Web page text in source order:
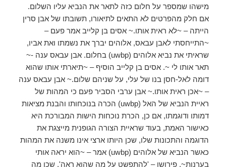
מישהו שמספר על חלום כזה לתאר את הנביא עליו השלום.
אם חלק מהפרטים לא התאים לתיאורו, תשובתו של אבן סרין
הייתה – ~לא ראית אותו.~ אסים בן קלייב אמר פעם –
~התייחסתי לאבן עבאס, אלוהים יברך את נשמתו ואת אביו,
שראיתי את נביא אלוהים (uwbp) בחלום. אבן עבאס ענה -~
תאר אותו לי ~. אסים בן קלייב הוסיף – ~תיארתי אותו שהוא
דומה לאל-חסן בנו של עלי, על שניהם שלום.~ אבן עבאס ענה
– ~אכן ראית אותו.~ אבן ערבי הסביר פעם כי המהות של
ראיית הנביא של האל (uwbp) הכרה בנוכחותו והבנת מציאות
דמותו ודוגמתו, אם כן, הכרת נוכחות הישות המבורכת היא
כאישור האמת, בעוד שראיית הצורה הגופנית מייצגת את
הדוגמה והתכונות שלו, שכן היותו ארצי אינו משנה את המהות
כאשר הנביא של אלוהים (uwbp) אמר – ~הוא יראה אותי
בערנות~, פירושו – 'להתפשט על מה שהוא ראה', שכן מה